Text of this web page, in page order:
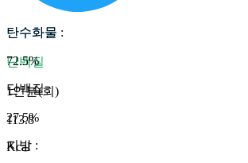
탄수화물
단백질
1인분(회)
113.8
Kcal
탄수화물 :
72.5%
단백질:
27.5%
지방 :